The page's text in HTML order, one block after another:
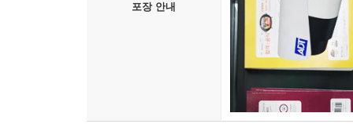
포장 안내